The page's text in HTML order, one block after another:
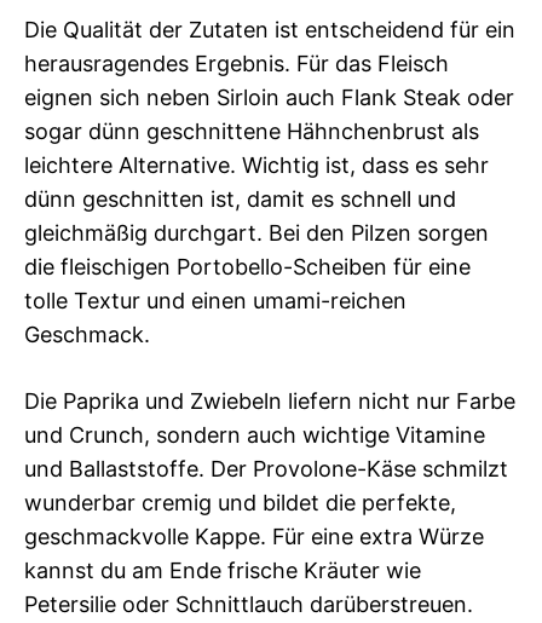
Die Qualität der Zutaten ist entscheidend für ein
herausragendes Ergebnis. Für das Fleisch
eignen sich neben Sirloin auch Flank Steak oder
sogar dünn geschnittene Hähnchenbrust als
leichtere Alternative. Wichtig ist, dass es sehr
dünn geschnitten ist, damit es schnell und
gleichmäßig durchgart. Bei den Pilzen sorgen
die fleischigen Portobello-Scheiben für eine
tolle Textur und einen umami-reichen
Geschmack.
Die Paprika und Zwiebeln liefern nicht nur Farbe
und Crunch, sondern auch wichtige Vitamine
und Ballaststoffe. Der Provolone-Käse schmilzt
wunderbar cremig und bildet die perfekte,
geschmackvolle Kappe. Für eine extra Würze
kannst du am Ende frische Kräuter wie
Petersilie oder Schnittlauch darüberstreuen.